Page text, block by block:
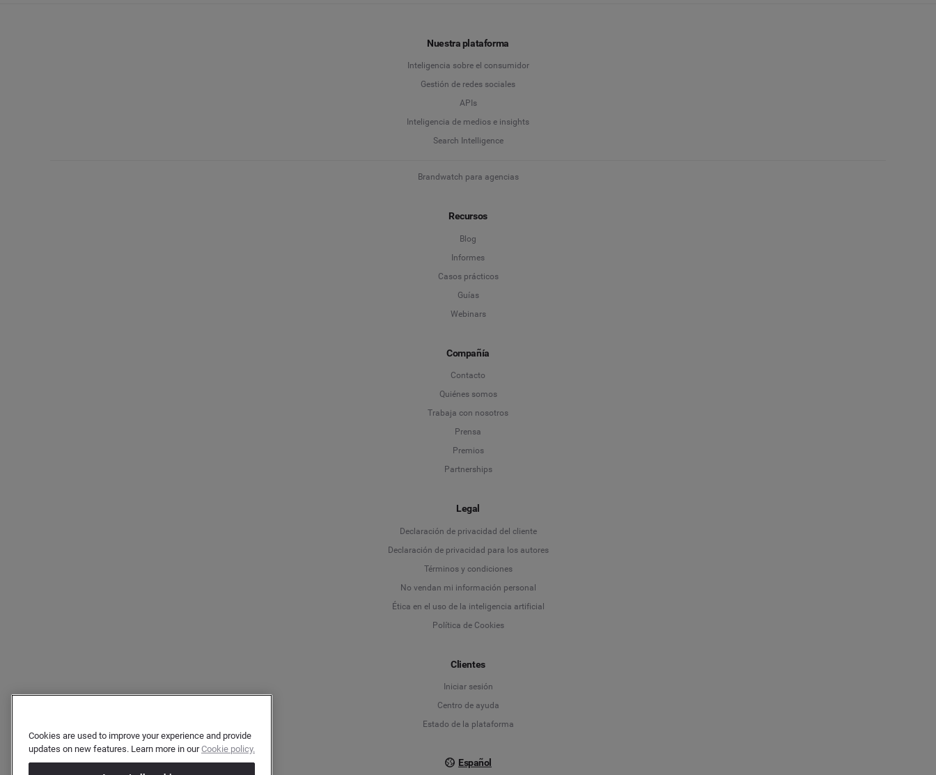
Nuestra plataforma
Inteligencia sobre el consumidor
Gestión de redes sociales
APIs
Inteligencia de medios e insights
Search Intelligence
Brandwatch para agencias
Recursos
Blog
Informes
Casos prácticos
Guías
Webinars
Compañía
Contacto
Quiénes somos
Trabaja con nosotros
Prensa
Premios
Partnerships
Legal
Declaración de privacidad del cliente
Declaración de privacidad para los autores
Términos y condiciones
No vendan mi información personal
Ética en el uso de la inteligencia artificial
Política de Cookies
Clientes
Iniciar sesión
Centro de ayuda
Estado de la plataforma
Español
Language
Deutsch
Cookies are used to improve your experience and provide
updates on new features. Learn more in ourCookie policy.